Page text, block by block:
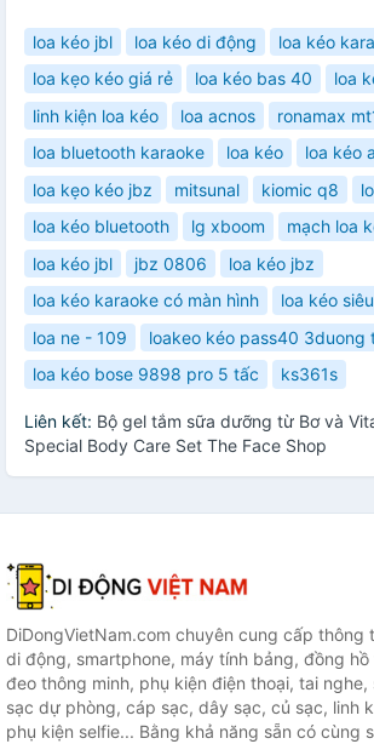
loa kéo jbl loa kéo di động
loa kéo
loa kẹo kéo giá rẻ
loa kéo bas 40
loa
linh kiện loa kéo
loa acnos ronamax
loa bluetooth karaoke
loa kéo
loa kéo
loa kẹo kéo jbz
mitsunal kiomic q8
loa kéo bluetooth
lg xboom
mạch loa
loa kéo jbl
jbz 0806
loa kéo jbz
loa kéo karaoke có màn hình
loa kéo
loa ne - 109
loakeo kéo pass40 3duong
loa kéo bose 9898 pro 5 tấc
ks361s
Liên kết: Bộ gel tắm sữa dưỡng từ Bơ và
Special Body Care Set The Face Shop
DiDongVietNam.com chuyên cung cấp thông
di động, smartphone, máy tính bảng, đồng
đeo thông minh, phụ kiện điện thoại, tai
sạc dự phòng, cáp sạc, dây sạc, củ sạc, linh
phụ kiện selfie... Bằng khả năng sẵn có cùng